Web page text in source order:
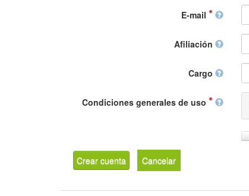
E-mail
Afiliación
Cargo
Condiciones generales de uso
Crear cuenta Cancelar